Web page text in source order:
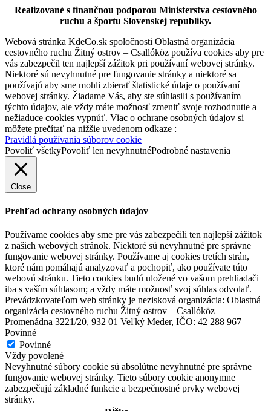
228 km,Cyklovýlet
Realizované s finančnou podporou Ministerstva cestovného
ruchu a športu Slovenskej republiky.
Webová stránka KdeCo.sk spoločnosti Oblastná organizácia
cestovného ruchu Žitný ostrov – Csallóköz používa cookies aby pre
vás zabezpečil ten najlepší zážitok pri používaní webovej stránky.
Niektoré sú nevyhnutné pre fungovanie stránky a niektoré sa
používajú aby sme mohli zbierať štatistické údaje o používaní
webovej stránky. Žiadame Vás, aby ste súhlasili s používaním
týchto údajov, ale vždy máte možnosť zmeniť svoje rozhodnutie a
nežiaduce cookies vypnúť. Viac o ochrane osobných údajov si
môžete prečítať na nižšie uvedenom odkaze :
Pravidlá používania súborov cookie
Povoliť všetkyPovoliť len nevyhnutnéPodrobné nastavenia
Close
Prehľad ochrany osobných údajov
Používame cookies aby sme pre vás zabezpečili ten najlepší zážitok
z našich webových stránok. Niektoré sú nevyhnutné pre správne
fungovanie webovej stránky. Používame aj cookies tretích strán,
ktoré nám pomáhajú analyzovať a pochopiť, ako používate túto
webovú stránku. Tieto cookies budú uložené vo vašom prehliadači
iba s vaším súhlasom; a vždy máte možnosť svoj súhlas odvolať.
Prevádzkovateľom web stránky je nezisková organizácia: Oblastná
organizácia cestovného ruchu Žitný ostrov – Csallóköz
Promenádna 3221/20, 932 01 Veľký Meder, IČO: 42 288 967
Povinné
Povinné
Vždy povolené
Nevyhnutné súbory cookie sú absolútne nevyhnutné pre správne
fungovanie webovej stránky. Tieto súbory cookie anonymne
zabezpečujú základné funkcie a bezpečnostné prvky webovej
stránky.